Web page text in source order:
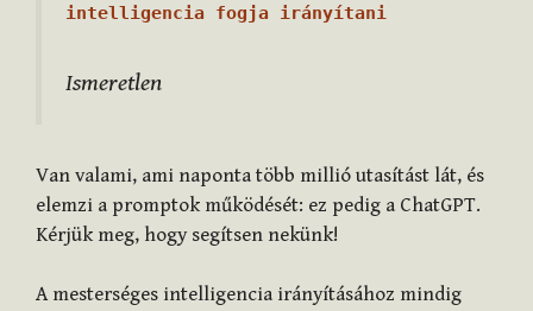
intelligencia fogja irányítani
Ismeretlen
Van valami, ami naponta több millió utasítást lát, és
elemzi a promptok működését: ez pedig a ChatGPT.
Kérjük meg, hogy segítsen nekünk!
A mesterséges intelligencia irányításához mindig